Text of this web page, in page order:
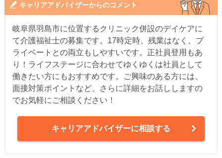
キャリアアドバイザーからのコメント
岐阜県羽島市に位置するクリニック併設のデイケアに
て介護福祉士の募集です。17時定時、残業はなく、プ
ライベートとの両立もしやすいです。正社員登用もあ
り！ライフステージに合わせてゆくゆくは社員として
働きたい方にもおすすめです。ご興味のある方には、
面接対策ポイントなど、さらに詳細をお話ししますの
でお気軽にご相談ください！
キャリアアドバイザーに相談する